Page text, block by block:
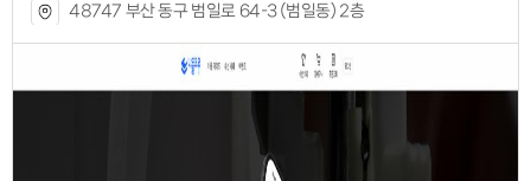
48747 부산 동구 범일로 64-3 (범일동) 2층